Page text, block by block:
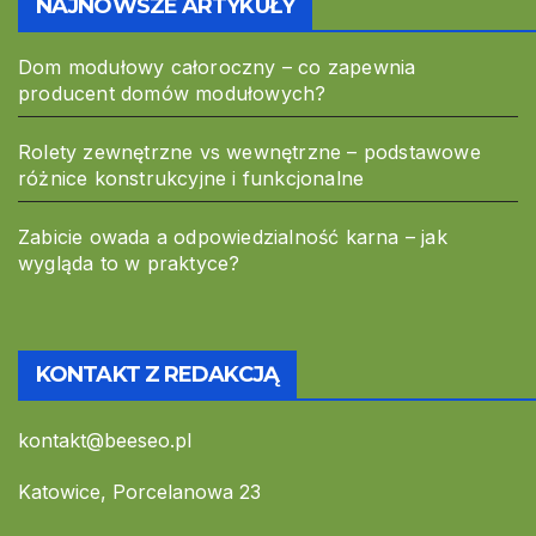
NAJNOWSZE ARTYKUŁY
Dom modułowy całoroczny – co zapewnia
producent domów modułowych?
Rolety zewnętrzne vs wewnętrzne – podstawowe
różnice konstrukcyjne i funkcjonalne
Zabicie owada a odpowiedzialność karna – jak
wygląda to w praktyce?
KONTAKT Z REDAKCJĄ
kontakt@beeseo.pl
Katowice, Porcelanowa 23